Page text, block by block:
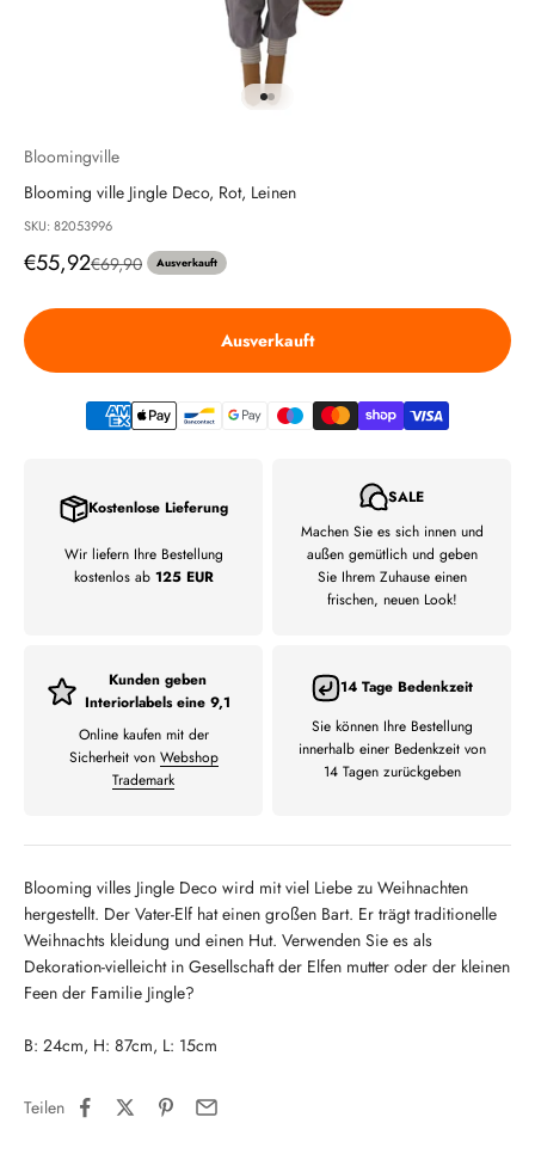
Gehe zu Element 1
Gehe zu Element 2
Bloomingville
Blooming ville Jingle Deco, Rot, Leinen
SKU: 82053996
Angebot
€55,92Regulärer Preis
€69,90 Ausverkauft
Ausverkauft
Kostenlose Lieferung
Wir liefern Ihre Bestellung
kostenlos ab 125 EUR
SALE
Machen Sie es sich innen und
außen gemütlich und geben
Sie Ihrem Zuhause einen
frischen, neuen Look!
Kunden geben
Interiorlabels eine 9,1
Online kaufen mit der
Sicherheit von Webshop
Trademark
14 Tage Bedenkzeit
Sie können Ihre Bestellung
innerhalb einer Bedenkzeit von
14 Tagen zurückgeben
Blooming villes Jingle Deco wird mit viel Liebe zu Weihnachten
hergestellt. Der Vater-Elf hat einen großen Bart. Er trägt traditionelle
Weihnachts kleidung und einen Hut. Verwenden Sie es als
Dekoration-vielleicht in Gesellschaft der Elfen mutter oder der kleinen
Feen der Familie Jingle?
B: 24cm, H: 87cm, L: 15cm
Teilen